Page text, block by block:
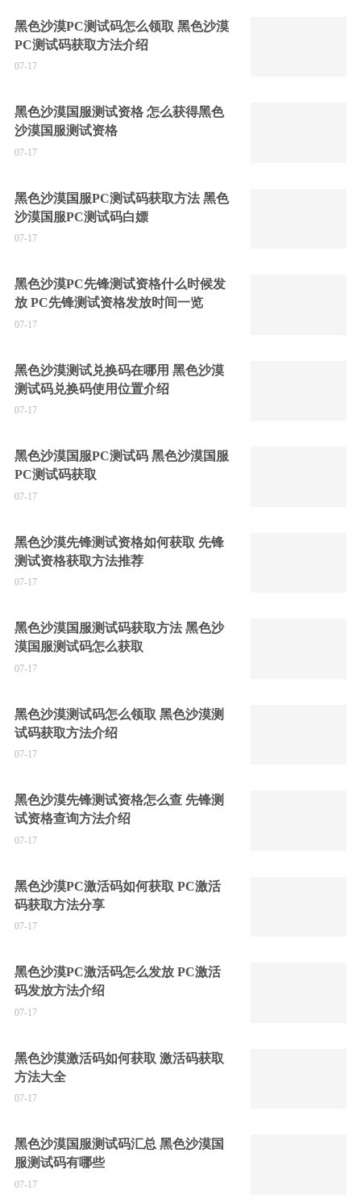
黑色沙漠PC测试码怎么领取 黑色沙漠
PC测试码获取方法介绍
07-17
黑色沙漠国服测试资格 怎么获得黑色
沙漠国服测试资格
07-17
黑色沙漠国服PC测试码获取方法 黑色
沙漠国服PC测试码白嫖
07-17
黑色沙漠PC先锋测试资格什么时候发
放 PC先锋测试资格发放时间一览
07-17
黑色沙漠测试兑换码在哪用 黑色沙漠
测试码兑换码使用位置介绍
07-17
黑色沙漠国服PC测试码 黑色沙漠国服
PC测试码获取
07-17
黑色沙漠先锋测试资格如何获取 先锋
测试资格获取方法推荐
07-17
黑色沙漠国服测试码获取方法 黑色沙
漠国服测试码怎么获取
07-17
黑色沙漠测试码怎么领取 黑色沙漠测
试码获取方法介绍
07-17
黑色沙漠先锋测试资格怎么查 先锋测
试资格查询方法介绍
07-17
黑色沙漠PC激活码如何获取 PC激活
码获取方法分享
07-17
黑色沙漠PC激活码怎么发放 PC激活
码发放方法介绍
07-17
黑色沙漠激活码如何获取 激活码获取
方法大全
07-17
黑色沙漠国服测试码汇总 黑色沙漠国
服测试码有哪些
07-17